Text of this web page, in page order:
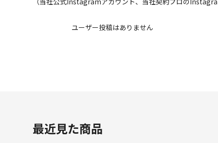
ユーザー投稿はありません
最近見た商品